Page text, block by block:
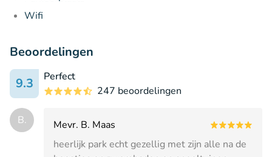
Wifi
Beoordelingen
9.3
Perfect
247 beoordelingen
B.
Mevr. B. Maas
heerlijk park echt gezellig met zijn alle na de